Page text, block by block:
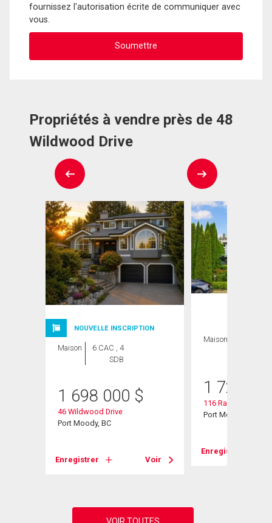
fournissez l'autorisation écrite de communiquer avec
vous.
Propriétés à vendre près de 48
Wildwood Drive
NOUVELLE INSCRIPTION
Maison
6 CAC , 4
SDB
1 698 000 $
46 Wildwood Drive
Port Moody, BC
Enregistrer Voir
Maison
1 720
116 Ravine Drive
Port Moody, BC
Enregistrer